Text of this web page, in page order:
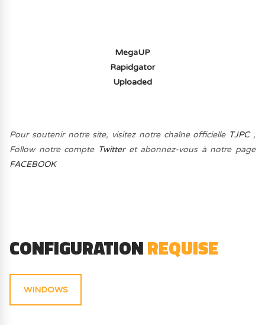
MegaUP
Rapidgator
Uploaded
Pour soutenir notre site, visitez notre chaîne officielle TJPC,
Follow notre compte Twitteret abonnez-vous à notre page
FACEBOOK
CONFIGURATIONREQUISE
WINDOWS